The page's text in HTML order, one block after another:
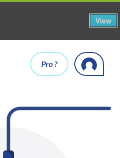
View
Pro ?